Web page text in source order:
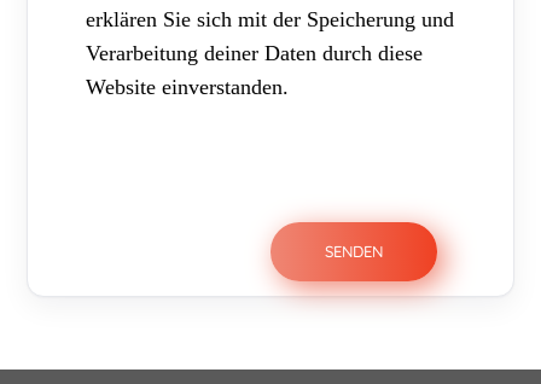
erklären Sie sich mit der Speicherung und
Verarbeitung deiner Daten durch diese
Website einverstanden.